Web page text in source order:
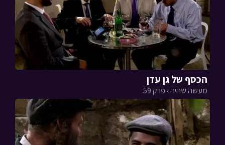
הכסף של גן עדן
מעשה שהיה › פרק 59